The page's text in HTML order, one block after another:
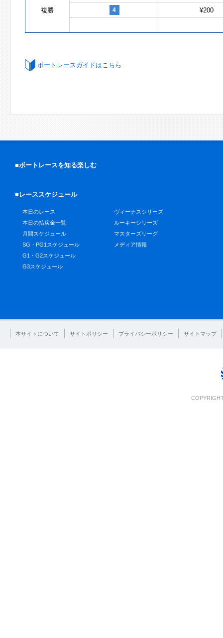
複勝 4 ¥200
ボートレースガイドはこちら
■ボートレースを知る楽しむ
■レーススケジュール
本日のレース
本日の払戻金一覧
月間スケジュール
SG・PG1スケジュール
G1・G2スケジュール
G3スケジュール
ヴィーナスシリーズ
ルーキーシリーズ
マスターズリーグ
メディア情報
本サイトについて サイトポリシー プライバシーポリシー サイトマップ